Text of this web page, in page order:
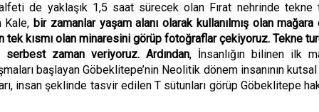
de yaklaşık 1,5 saat sürecek olan Fırat nehrinde tekne
Kale, bir zamanlar yaşam alanı olarak kullanılmış olan mağara
tek kısmı olan minaresini görüp fotoğraflar çekiyoruz. Tekne
zaman veriyoruz. Ardından, İnsanlığın bilinen ilk
başlayan Göbeklitepe’nin Neolitik dönem insanının kutsal
insan şeklinde tasvir edilen T sütunları görüp Göbeklitepe